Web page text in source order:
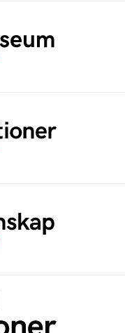
och kureras
lektioner
dig att bli en
sektors- eller